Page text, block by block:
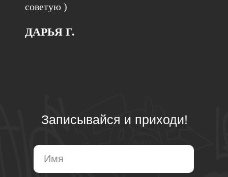
советую )
ДАРЬЯ Г.
Записывайся и приходи!